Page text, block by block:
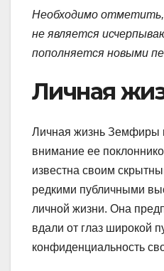
Необходимо отметить,
не является
пополняется новыми
Личная
Личная жизнь Земфиры
внимание ее
известна своим
редкими публичными
личной жизни. Она
вдали от глаз широкой
конфиденциальность